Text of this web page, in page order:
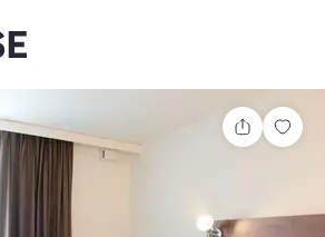
Partager